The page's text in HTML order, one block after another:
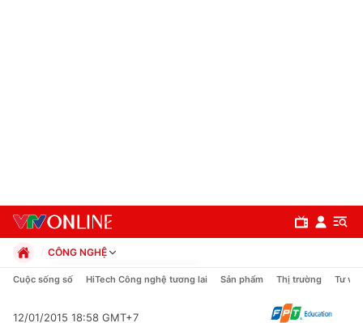
CÔNG NGHỆ
Chính trị
Pháp luật
Cuộc sống số HiTech Công nghệ tương lai Sản phẩm Thị trường Tư vấn
12/01/2015 18:58 GMT+7